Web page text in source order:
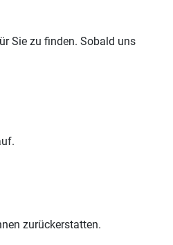
Sie zu finden. Sobald uns
zurückerstatten.